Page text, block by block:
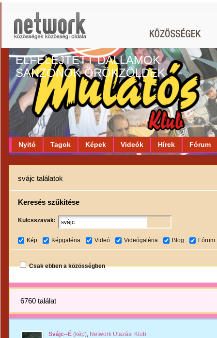
ELFELEJTETT DALLAMOK
SANZONOK ÖRÖKZÖLDEK
Nyitó Tagok Képek Videók Hírek Fórum
svájc találatok
Keresés szűkítése
Kulcsszavak:
Kép Képgaléria Videó Videógaléria Blog Fórum
Csak ebben a közösségben
6760 találat
Svájc--É (kép), Network Utazási Klub